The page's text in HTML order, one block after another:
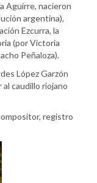
Aguirre, nacieron
argentina),
Ezcurra, la
(por Victoria
Peñaloza).
López Garzón
al caudillo riojano
registro